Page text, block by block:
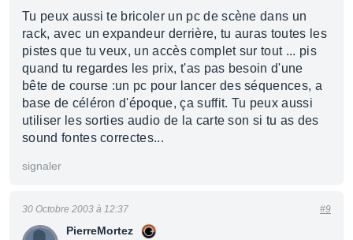
Tu peux aussi te bricoler un pc de scène dans un
rack, avec un expandeur derrière, tu auras toutes les
pistes que tu veux, un accès complet sur tout ... pis
quand tu regardes les prix, t'as pas besoin d'une
bête de course :un pc pour lancer des séquences, a
base de céléron d'époque, ça suffit. Tu peux aussi
utiliser les sorties audio de la carte son si tu as des
sound fontes correctes...
signaler
PierreMortez
30 Octobre 2003 à 12:37 #9